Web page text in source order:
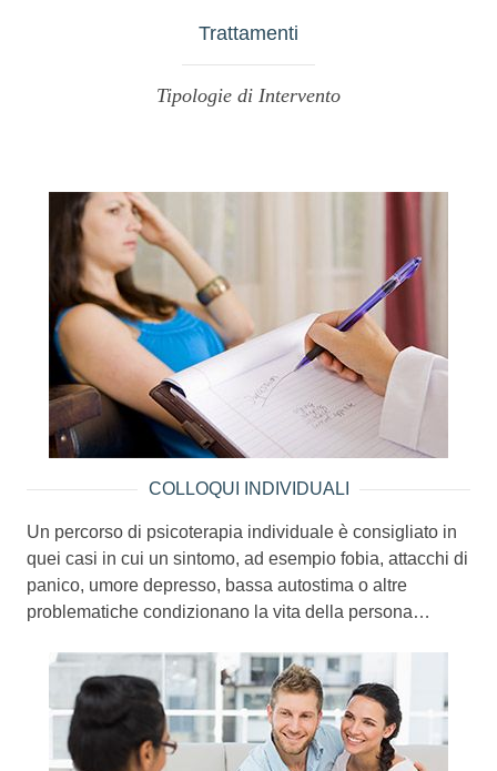
Trattamenti
Tipologie di Intervento
COLLOQUI INDIVIDUALI
Un percorso di psicoterapia individuale è consigliato in
quei casi in cui un sintomo, ad esempio fobia, attacchi di
panico, umore depresso, bassa autostima o altre
problematiche condizionano la vita della persona…